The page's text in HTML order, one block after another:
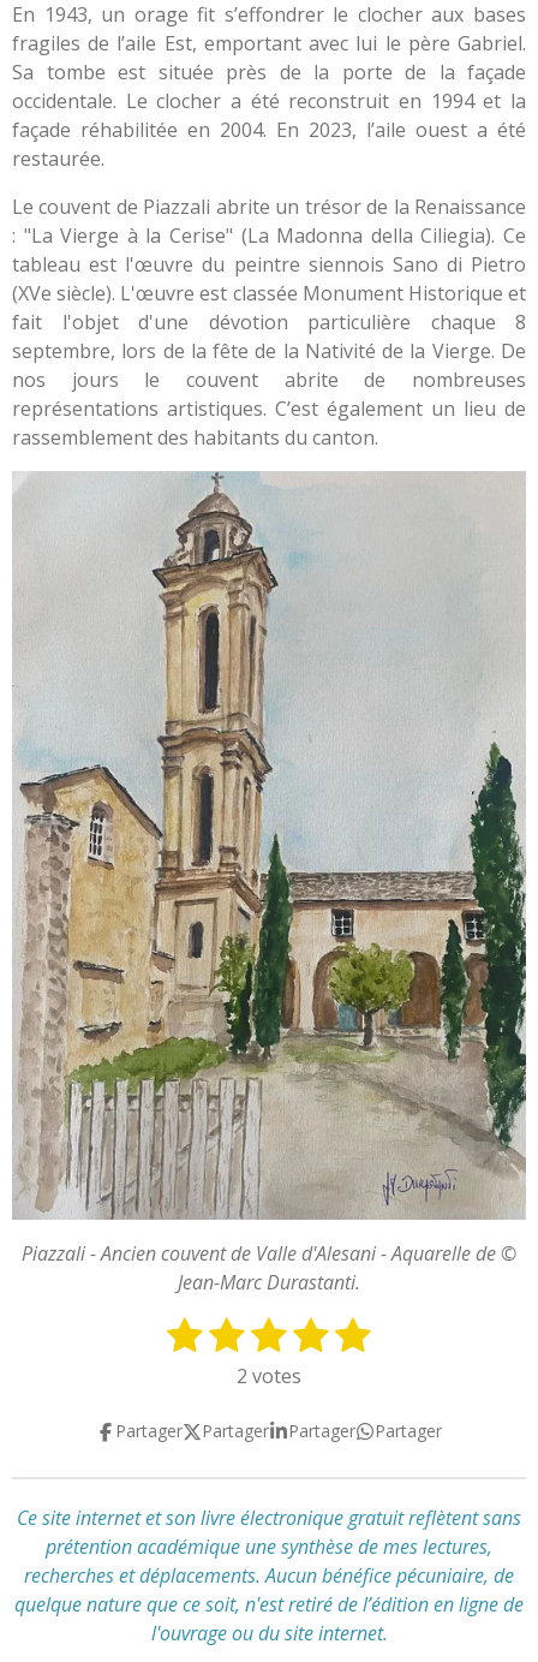
En 1943, un orage fit s’effondrer le clocher aux bases
fragiles de l’aile Est, emportant avec lui le père Gabriel.
Sa tombe est située près de la porte de la façade
occidentale. Le clocher a été reconstruit en 1994 et la
façade réhabilitée en 2004. En 2023, l’aile ouest a été
restaurée.
Le couvent de Piazzali abrite un trésor de la Renaissance
: "La Vierge à la Cerise" (La Madonna della Ciliegia). Ce
tableau est l'œuvre du peintre siennois Sano di Pietro
(XVe siècle). L'œuvre est classée Monument Historique et
fait l'objet d'une dévotion particulière chaque 8
septembre, lors de la fête de la Nativité de la Vierge. De
nos jours le couvent abrite de nombreuses
représentations artistiques. C’est également un lieu de
rassemblement des habitants du canton.
Piazzali - Ancien couvent de Valle d'Alesani - Aquarelle de ©
Jean-Marc Durastanti.
a
1
o
i
l
e
2
o
i
l
e
s
3
é
o
i
l
e
s
4
é
o
i
l
e
s
5
o
i
l
e
s
y
r
l
'
é
v
a
l
2 votes
Partager Partager Partager Partager
Ce site internet et son livre électronique gratuit reflètentsans
prétention académique une synthèse de mes lectures,
recherches et déplacements.Aucun bénéfice pécuniaire, de
quelque nature que ce soit, n'est retiré de l’édition en ligne de
l'ouvrage ou du site internet.